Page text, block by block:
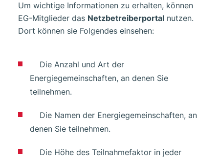
Um wichtige Informationen zu erhalten, können
EG-Mitglieder das Netzbetreiberportalnutzen.
Dort können sie Folgendes einsehen:
Die Anzahl und Art der
Energiegemeinschaften, an denen Sie
teilnehmen.
Die Namen der Energiegemeinschaften, an
denen Sie teilnehmen.
Die Höhe des Teilnahmefaktor in jeder